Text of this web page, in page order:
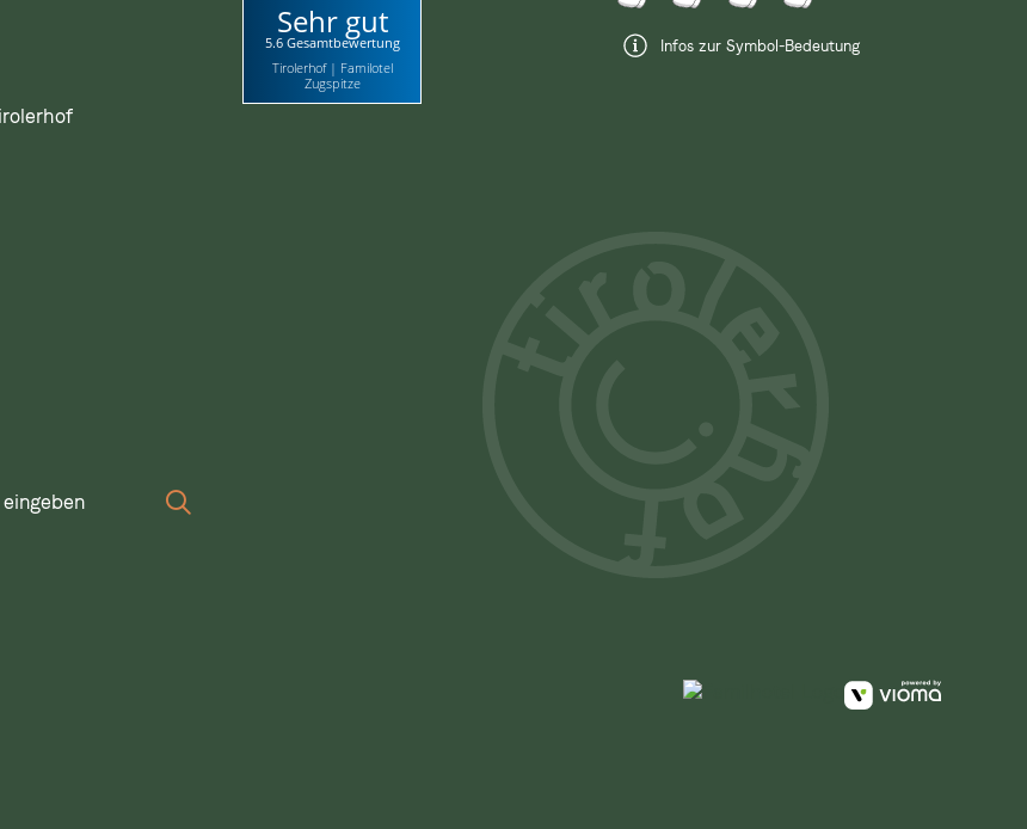
Sehr gut
5.6 Gesamtbewertung
Tirolerhof | Familotel
Zugspitze
Infos zur Symbol-Bedeutung